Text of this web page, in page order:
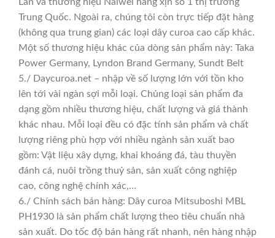
Lan và thương hiệu Naiwei hàng xịn số 1 thị trường
Trung Quốc. Ngoài ra, chúng tôi còn trực tiếp đặt hàng
(không qua trung gian) các loại dây curoa cao cấp khác.
Một số thương hiệu khác của dòng sản phẩm này: Taka
Power Germany, Lyndon Brand Germany, Sundt Belt
5./ Daycuroa.net – nhập về số lượng lớn với tồn kho
lên tới vài ngàn sợi mỗi loại. Chủng loại sản phẩm đa
dạng gồm nhiều thương hiệu, chất lượng và giá thành
khác nhau. Mỗi loại đều có đặc tính sản phẩm và chất
lượng riêng phù hợp với nhiều ngành sản xuất bao
gồm: Vật liệu xây dựng, khai khoáng đá, tàu thuyền
đánh cá, nuôi trồng thuỷ sản, sản xuất công nghiệp
cao, công nghệ chính xác,…
6./ Chính sách bán hàng: Dây curoa Mitsuboshi MBL
PH1930 là sản phẩm chất lượng theo tiêu chuẩn nhà
sản xuất. Do tốc độ bán hàng rất nhanh, nên hàng nhập